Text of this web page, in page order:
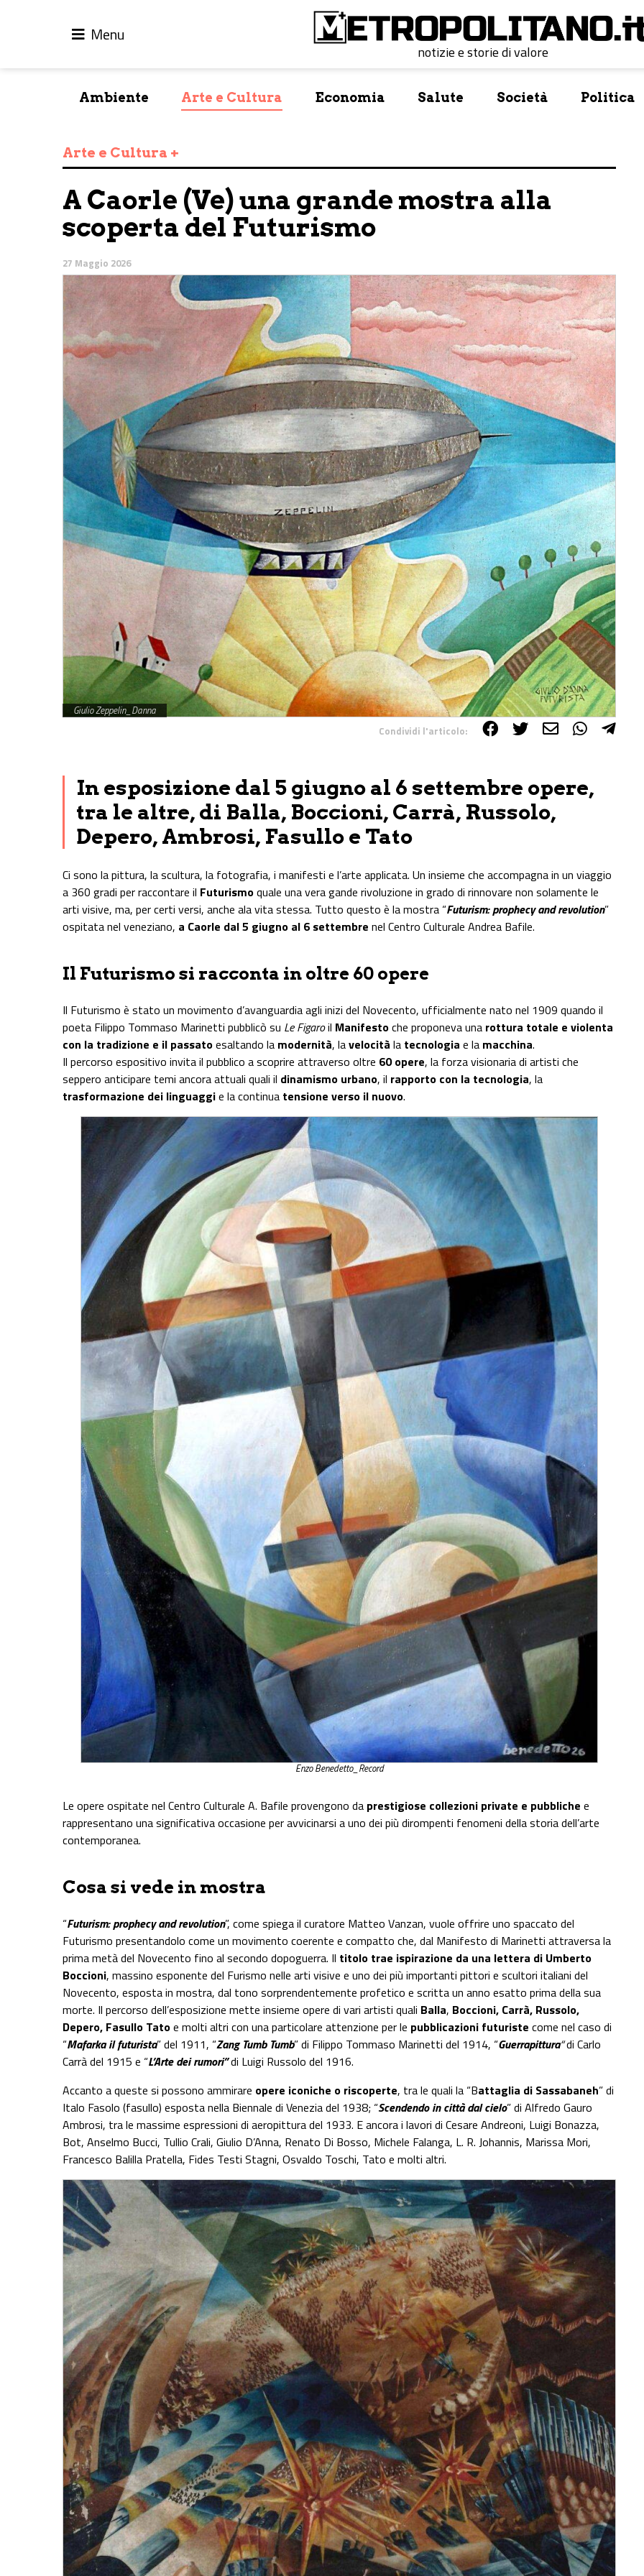
Menu
notizie e storie di valore
Ambiente Arte e Cultura Economia Salute Società Politica
Arte e Cultura +
A Caorle (Ve) una grande mostra alla
scoperta del Futurismo
27 Maggio 2026
Giulio Zeppelin_Danna
Condividi l'articolo:
In esposizione dal 5 giugno al 6 settembre opere,
tra le altre, di Balla, Boccioni, Carrà, Russolo,
Depero, Ambrosi, Fasullo e Tato
Ci sono la pittura, la scultura, la fotografia, i manifesti e l’arte applicata. Un insieme che accompagna in un viaggio
a 360 gradi per raccontare il Futurismoquale una vera gande rivoluzione in grado di rinnovare non solamente le
arti visive, ma, per certi versi, anche ala vita stessa. Tutto questo è la mostra “Futurism: prophecy and revolution”
ospitata nel veneziano, a Caorle dal 5 giugno al 6 settembre nel Centro Culturale Andrea Bafile.
Il Futurismo si racconta in oltre 60 opere
Il Futurismo è stato un movimento d’avanguardia agli inizi del Novecento, ufficialmente nato nel 1909 quando il
poeta Filippo Tommaso Marinetti pubblicò su Le Figaroil Manifestoche proponeva una rottura totale e violenta
con la tradizione e il passatoesaltando la modernità, lavelocità la tecnologia e la macchina.
Il percorso espositivo invita il pubblico a scoprire attraverso oltre 60 opere, la forza visionaria di artisti che
seppero anticipare temi ancora attuali quali il dinamismo urbano, il rapporto con la tecnologia, la
trasformazione dei linguaggie la continua tensione verso il nuovo.
Enzo Benedetto_Record
Le opere ospitate nel Centro Culturale A. Bafile provengono da prestigiose collezioni private e pubbliche e
rappresentano una significativa occasione per avvicinarsi a uno dei più dirompenti fenomeni della storia dell’arte
contemporanea.
Cosa si vede in mostra
“Futurism: prophecy and revolution”, come spiega il curatore Matteo Vanzan, vuole offrire uno spaccato del
Futurismo presentandolo come un movimento coerente e compatto che, dal Manifesto di Marinetti attraversa la
prima metà del Novecento fino al secondo dopoguerra. Il titolo trae ispirazione da una lettera di Umberto
Boccioni, massino esponente del Furismo nelle arti visive e uno dei più importanti pittori e scultori italiani del
Novecento, esposta in mostra, dal tono sorprendentemente profetico e scritta un anno esatto prima della sua
morte. Il percorso dell’esposizione mette insieme opere di vari artisti quali Balla, Boccioni, Carrà, Russolo,
Depero, Fasullo Tatoe molti altri con una particolare attenzione per le pubblicazioni futuriste come nel caso di
“Mafarka il futurista” del 1911, “Zang Tumb Tumb” di Filippo Tommaso Marinetti del 1914, “Guerrapittura“di Carlo
Carrà del 1915 e “L’Arte dei rumori”di Luigi Russolo del 1916.
Accanto a queste si possono ammirare opere iconiche o riscoperte, tra le quali la “Battaglia di Sassabaneh” di
Italo Fasolo (fasullo) esposta nella Biennale di Venezia del 1938; “Scendendo in città dal cielo” di Alfredo Gauro
Ambrosi, tra le massime espressioni di aeropittura del 1933. E ancora i lavori di Cesare Andreoni, Luigi Bonazza,
Bot, Anselmo Bucci, Tullio Crali, Giulio D’Anna, Renato Di Bosso, Michele Falanga, L. R. Johannis, Marissa Mori,
Francesco Balilla Pratella, Fides Testi Stagni, Osvaldo Toschi, Tato e molti altri.